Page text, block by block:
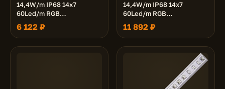
14,4W/m IP68 14x7
60Led/m RGB
разноцветная лента 50м.
6 122 ₽
14,4W/m IP68 14x7
60Led/m RGB
разноцветная лента 100м.
11 892 ₽